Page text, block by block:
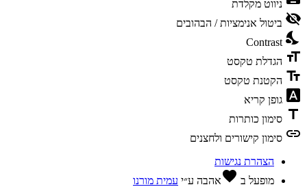
ניווט מקלדת
visibility_off ביטול אנימציות / הבהובים
nights_stay
Contrast
format_size הגדלת טקסט
text_fields הקטנת טקסט
font_download גופן קריא
title סימון כותרות
link סימון קישורים ולחצנים
הצהרת נגישות
מופעל בfavoriteאהבהע״יעמית מורנו